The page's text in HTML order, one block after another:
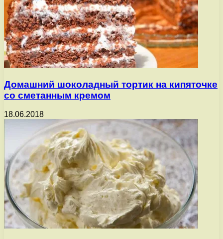
Домашний шоколадный тортик на кипяточке
со сметанным кремом
18.06.2018